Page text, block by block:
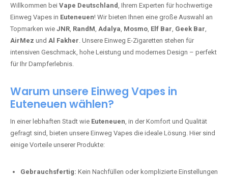
Willkommen bei Vape Deutschland, Ihrem Experten für hochwertige
Einweg Vapes in Euteneuen! Wir bieten Ihnen eine große Auswahl an
Topmarken wie JNR, RandM, Adalya, Mosmo, Elf Bar, Geek Bar,
AirMez und Al Fakher. Unsere Einweg E-Zigaretten stehen für
intensiven Geschmack, hohe Leistung und modernes Design – perfekt
für Ihr Dampferlebnis.
Warum unsere Einweg Vapes in
Euteneuen wählen?
In einer lebhaften Stadt wie Euteneuen, in der Komfort und Qualität
gefragt sind, bieten unsere Einweg Vapes die ideale Lösung. Hier sind
einige Vorteile unserer Produkte:
Gebrauchsfertig: Kein Nachfüllen oder komplizierte Einstellungen